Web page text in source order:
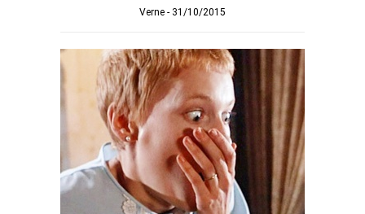
Verne 31/10/2015